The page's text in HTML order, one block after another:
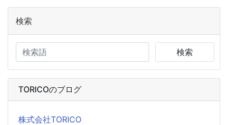
検索
検索
TORICOのブログ
株式会社TORICO